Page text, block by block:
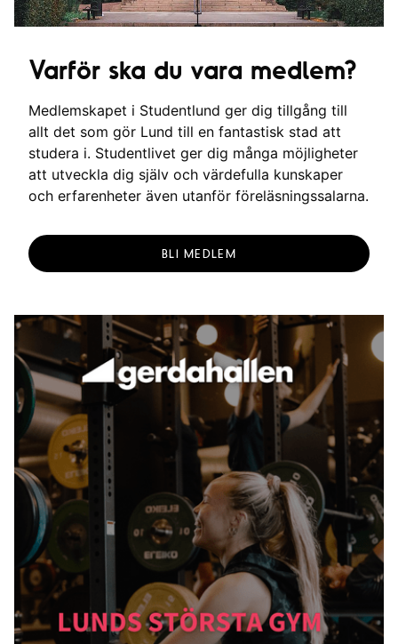
Varför ska du vara medlem?
Medlemskapet i Studentlund ger dig tillgång till
allt det som gör Lund till en fantastisk stad att
studera i. Studentlivet ger dig många möjligheter
att utveckla dig själv och värdefulla kunskaper
och erfarenheter även utanför föreläsningssalarna.
BLI MEDLEM